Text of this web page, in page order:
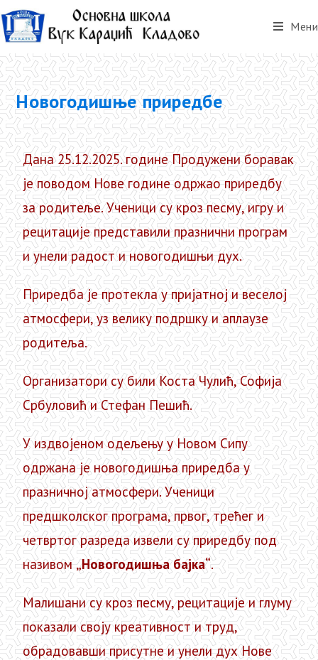
Мени
Новогодишње приредбе
Дана 25.12.2025. године Продужени боравак
је поводом Нове године одржао приредбу
за родитеље. Ученици су кроз песму, игру и
рецитације представили празнични програм
и унели радост и новогодишњи дух.
Приредба је протекла у пријатној и веселој
атмосфери, уз велику подршку и аплаузе
родитеља.
Организатори су били Коста Чулић, Софија
Србуловић и Стефан Пешић.
У издвојеном одељењу у Новом Сипу
одржана је новогодишња приредба у
празничној атмосфери. Ученици
предшколског програма, првог, трећег и
четвртог разреда извели су приредбу под
називом„Новогодишња бајка“.
Малишани су кроз песму, рецитације и глуму
показали своју креативност и труд,
обрадовавши присутне и унели дух Нове